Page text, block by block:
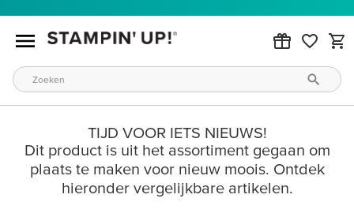
TIJD VOOR IETS NIEUWS!
Dit product is uit het assortiment gegaan om
plaats te maken voor nieuw moois. Ontdek
hieronder vergelijkbare artikelen.